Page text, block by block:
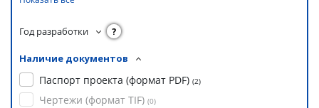
Год разработки ?
Наличие документов
Паспорт проекта (формат PDF) (2)
Чертежи (формат TIF) (0)